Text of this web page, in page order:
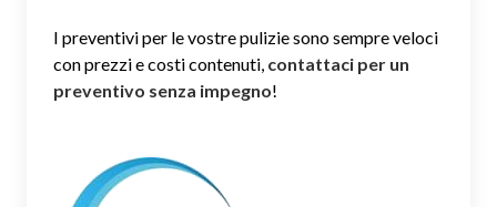
I preventivi per le vostre pulizie sono sempre veloci
con prezzi e costi contenuti, contattaci per un
preventivo senza impegno!